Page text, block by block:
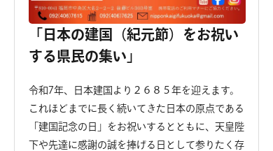
「日本の建国（紀元節）をお祝い
する県民の集い」
令和7年、日本建国より２６８５年を迎えます。
これほどまでに長く続いてきた日本の原点である
「建国記念の日」をお祝いするとともに、天皇陛
下や先達に感謝の誠を捧げる日として参りたく存